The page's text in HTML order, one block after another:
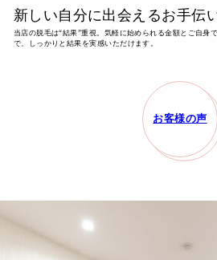
新しい自分に出会えるお手伝
当店の脱毛は“結果”重視。気軽に始められる金額とご自身
で、しっかりと結果を実感いただけます。
お客様の声